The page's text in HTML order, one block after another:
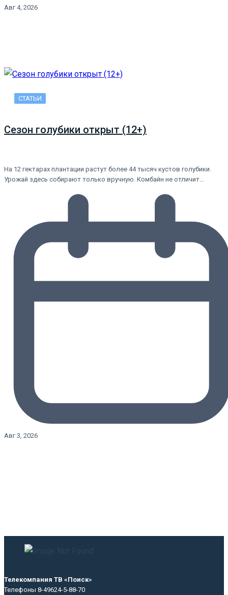
Авг 4, 2026
СТАТЬИ
Сезон голубики открыт (12+)
На 12 гектарах плантации растут более 44 тысяч кустов голубики.
Урожай здесь собирают только вручную. Комбайн не отличит…
Авг 3, 2026
Телекомпания ТВ «Поиск»
Телефоны 8-49624-5-88-70